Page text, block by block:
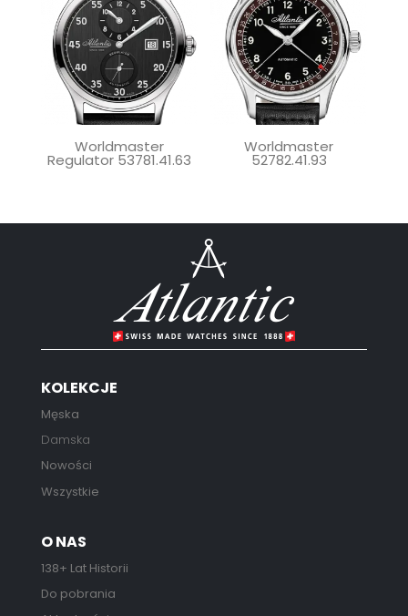
Worldmaster
Regulator 53781.41.63
Worldmaster
52782.41.93
KOLEKCJE
Męska
Damska
Nowości
Wszystkie
O NAS
138+ Lat Historii
Do pobrania